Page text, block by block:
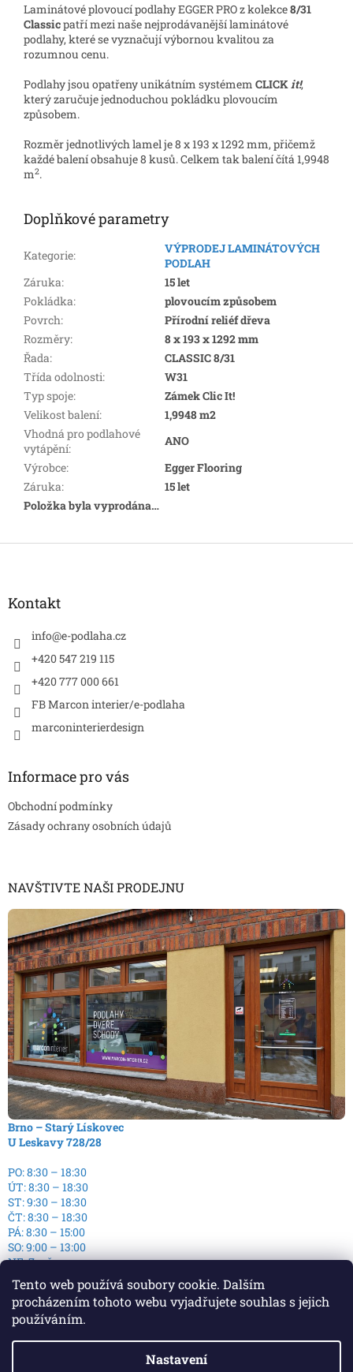
Tento web používá soubory cookie. Dalším
procházením tohoto webu vyjadřujete souhlas s jejich
používáním.
Nastavení
Laminátové plovoucí podlahy EGGER PRO z kolekce8/31
Classicpatří mezi naše nejprodávanější laminátové
podlahy, které se vyznačují výbornou kvalitou za
rozumnou cenu.
Podlahy jsou opatřeny unikátním systémem CLICKit!,
který zaručuje jednoduchou pokládku plovoucím
způsobem.
Rozměr jednotlivých lamel je 8 x 193 x 1292 mm, přičemž
každé balení obsahuje 8 kusů. Celkem tak balení čítá 1,9948
m2.
Doplňkové parametry
Kategorie:
VÝPRODEJ LAMINÁTOVÝCH
PODLAH
Záruka:
15 let
Pokládka:
plovoucím způsobem
Povrch:
Přírodní reliéf dřeva
Rozměry:
8 x 193 x 1292 mm
Řada:
CLASSIC 8/31
Třída odolnosti:
W31
Typ spoje:
Zámek Clic It!
Velikost balení:
1,9948 m2
Vhodná pro podlahové
vytápění:
ANO
Výrobce:
Egger Flooring
Záruka:
15 let
Položka byla vyprodána…
Z
Kontakt
info@e-podlaha.cz
+420 547 219 115
+420 777 000 661
FB Marcon interier/e-podlaha
marconinterierdesign
Informace pro vás
Obchodní podmínky
Zásady ochrany osobních údajů
NAVŠTIVTE NAŠI PRODEJNU
Brno – Starý Lískovec
U Leskavy 728/28
PO: 8:30 – 18:30
ÚT: 8:30 – 18:30
ST: 9:30 – 18:30
ČT: 8:30 – 18:30
PÁ: 8:30 – 15:00
SO: 9:00 – 13:00
NE: Zavřeno
Vytvořil Shoptet